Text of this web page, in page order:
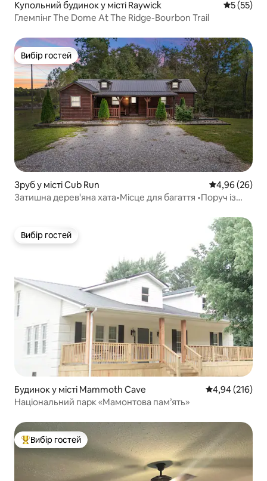
Купольний будинок у місті Raywick Середня
5 (55)
Глемпінг The Dome At The Ridge-Bourbon Trail
Вибір гостей
Вибір гостей
Зруб у місті Cub Run Середня
4,96 (26)
Затишна дерев'яна хата•Місце для багаття •Поруч із
Вибір гостей
Вибір гостей
Будинок у місті Mammoth Cave Середня
4,94 (216)
Національний парк «Мамонтова пам’ять»
Топ вибір гостей
Вибір гостей